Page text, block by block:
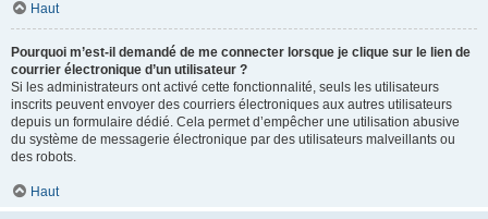
Haut
Pourquoi m’est-il demandé de me connecter lorsque je clique sur le lien de
courrier électronique d’un utilisateur ?
Si les administrateurs ont activé cette fonctionnalité, seuls les utilisateurs
inscrits peuvent envoyer des courriers électroniques aux autres utilisateurs
depuis un formulaire dédié. Cela permet d’empêcher une utilisation abusive
du système de messagerie électronique par des utilisateurs malveillants ou
des robots.
Haut